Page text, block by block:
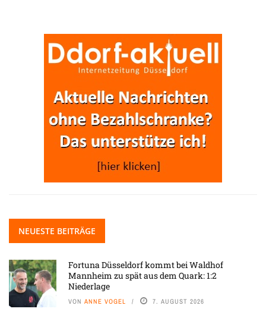
NEUESTE BEITRÄGE
Fortuna Düsseldorf kommt bei Waldhof
Mannheim zu spät aus dem Quark: 1:2
Niederlage
VON ANNE VOGEL 7. AUGUST 2026